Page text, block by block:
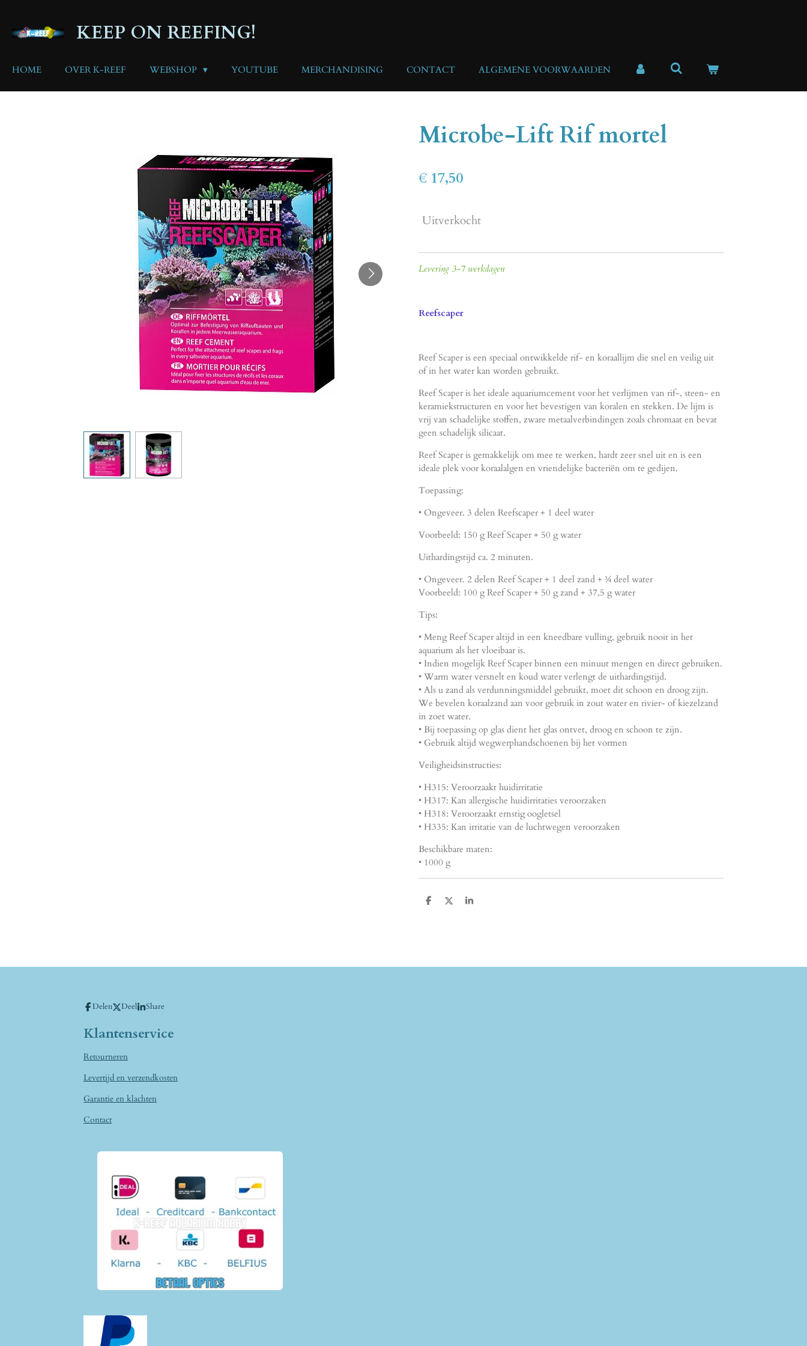
direct
naar
hoofdinhoud
KEEP ON REEFING!
HOME OVER K-REEF WEBSHOP YOUTUBE MERCHANDISING CONTACT ALGEMENE VOORWAARDEN
Microbe-Lift Rif mortel
€ 17,50
Uitverkocht
Levering 3-7 werkdagen
Reefscaper
Reef Scaper is een speciaal ontwikkelde rif- en koraallijm die snel en veilig uit
of in het water kan worden gebruikt.
Reef Scaper is het ideale aquariumcement voor het verlijmen van rif-, steen- en
keramiekstructuren en voor het bevestigen van koralen en stekken. De lijm is
vrij van schadelijke stoffen, zware metaalverbindingen zoals chromaat en bevat
geen schadelijk silicaat.
Reef Scaper is gemakkelijk om mee te werken, hardt zeer snel uit en is een
ideale plek voor koraalalgen en vriendelijke bacteriën om te gedijen.
Toepassing:
• Ongeveer. 3 delen Reefscaper + 1 deel water
Voorbeeld: 150 g Reef Scaper + 50 g water
Uithardingstijd ca. 2 minuten.
• Ongeveer. 2 delen Reef Scaper + 1 deel zand + ¾ deel water
Voorbeeld: 100 g Reef Scaper + 50 g zand + 37,5 g water
Tips:
• Meng Reef Scaper altijd in een kneedbare vulling, gebruik nooit in het
aquarium als het vloeibaar is.
• Indien mogelijk Reef Scaper binnen een minuut mengen en direct gebruiken.
• Warm water versnelt en koud water verlengt de uithardingstijd.
• Als u zand als verdunningsmiddel gebruikt, moet dit schoon en droog zijn.
We bevelen koraalzand aan voor gebruik in zout water en rivier- of kiezelzand
in zoet water.
• Bij toepassing op glas dient het glas ontvet, droog en schoon te zijn.
• Gebruik altijd wegwerphandschoenen bij het vormen
Veiligheidsinstructies:
• H315: Veroorzaakt huidirritatie
• H317: Kan allergische huidirritaties veroorzaken
• H318: Veroorzaakt ernstig oogletsel
• H335: Kan irritatie van de luchtwegen veroorzaken
Beschikbare maten:
• 1000 g
D
D
S
Delen Deel Share
Klantenservice
Retourneren
Levertijd en verzendkosten
Garantie en klachten
Contact